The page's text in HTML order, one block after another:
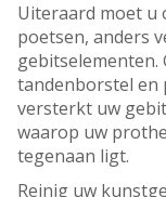
Uiteraard moet u
poetsen, anders
gebitselementen.
tandenborstel en
versterkt uw
waarop uw
tegenaan ligt.
Reinig uw